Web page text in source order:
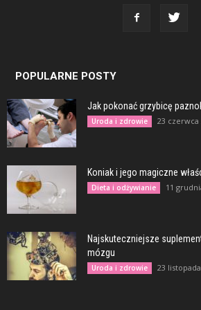
POPULARNE POSTY
Jak pokonać grzybicę
Uroda i zdrowie 23 czerwca
Koniak i jego magiczne
Dieta i odżywianie 11
Najskuteczniejsze
mózgu
Uroda i zdrowie 23